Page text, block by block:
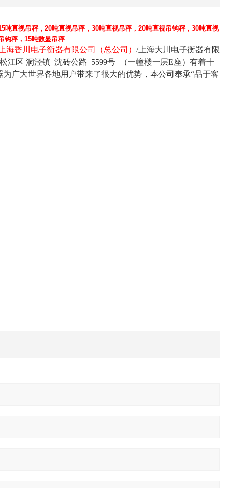
吨直视吊秤，20吨直视吊秤，30吨直视吊秤，20吨直视吊钩秤，30吨直视
钩秤，15吨数显吊秤
上海香川电子衡器有限公司 （总公司 ） /上海大川电子衡器有限
松江区 洞泾镇 沈砖公路 5599号 （一幢楼一层E座） 有着十
广大世界各地用户带来了很大的优势，本公司奉承“品于客